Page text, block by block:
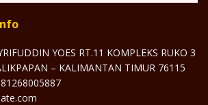
YOES RT.11 KOMPLEKS RUKO 3
– KALIMANTAN TIMUR 76115